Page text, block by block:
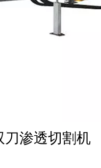
渗透切割机